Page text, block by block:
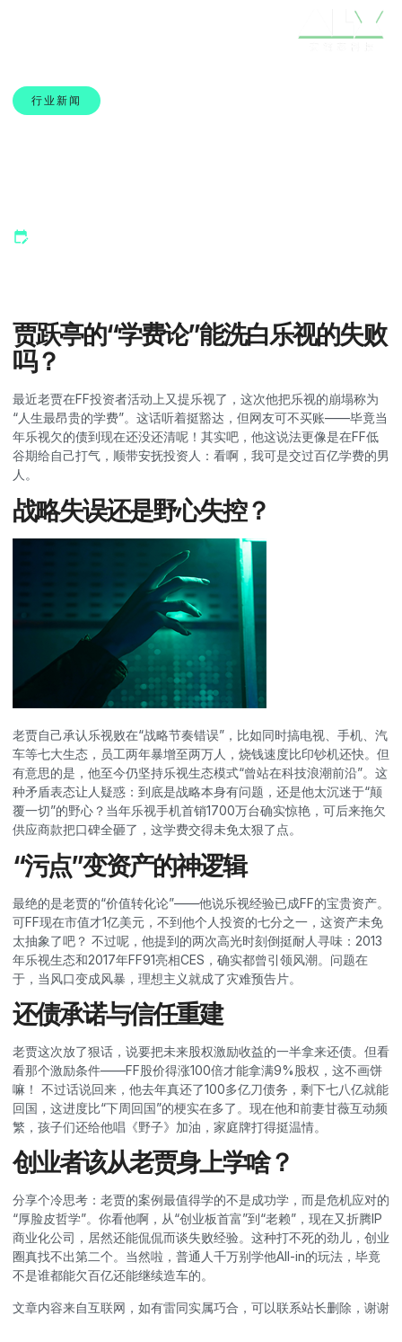
行业新闻
贾跃亭的“学费论”能洗白乐视的失败
吗？
最近老贾在FF投资者活动上又提乐视了，这次他把乐视的崩塌称为
“人生最昂贵的学费”。这话听着挺豁达，但网友可不买账——毕竟当
年乐视欠的债到现在还没还清呢！其实吧，他这说法更像是在FF低
谷期给自己打气，顺带安抚投资人：看啊，我可是交过百亿学费的男
人。
战略失误还是野心失控？
老贾自己承认乐视败在“战略节奏错误”，比如同时搞电视、手机、汽
车等七大生态，员工两年暴增至两万人，烧钱速度比印钞机还快。但
有意思的是，他至今仍坚持乐视生态模式“曾站在科技浪潮前沿”。这
种矛盾表态让人疑惑：到底是战略本身有问题，还是他太沉迷于“颠
覆一切”的野心？当年乐视手机首销1700万台确实惊艳，可后来拖欠
供应商款把口碑全砸了，这学费交得未免太狠了点。
“污点”变资产的神逻辑
最绝的是老贾的“价值转化论”——他说乐视经验已成FF的宝贵资产。
可FF现在市值才1亿美元，不到他个人投资的七分之一，这资产未免
太抽象了吧？ 不过呢，他提到的两次高光时刻倒挺耐人寻味：2013
年乐视生态和2017年FF91亮相CES，确实都曾引领风潮。问题在
于，当风口变成风暴，理想主义就成了灾难预告片。
还债承诺与信任重建
老贾这次放了狠话，说要把未来股权激励收益的一半拿来还债。但看
看那个激励条件——FF股价得涨100倍才能拿满9%股权，这不画饼
嘛！ 不过话说回来，他去年真还了100多亿刀债务，剩下七八亿就能
回国，这进度比“下周回国”的梗实在多了。现在他和前妻甘薇互动频
繁，孩子们还给他唱《野子》加油，家庭牌打得挺温情。
创业者该从老贾身上学啥？
分享个冷思考：老贾的案例最值得学的不是成功学，而是危机应对的
“厚脸皮哲学”。你看他啊，从“创业板首富”到“老赖”，现在又折腾IP
商业化公司，居然还能侃侃而谈失败经验。这种打不死的劲儿，创业
圈真找不出第二个。当然啦，普通人千万别学他All-in的玩法，毕竟
不是谁都能欠百亿还能继续造车的。
文章内容来自互联网，如有雷同实属巧合，可以联系站长删除，谢谢